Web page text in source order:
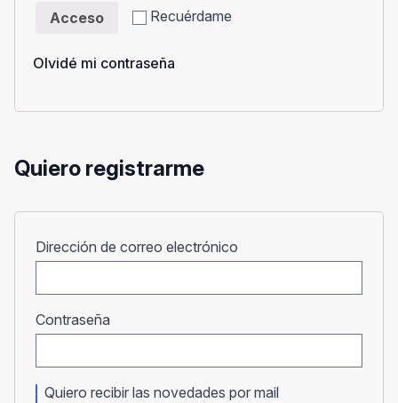
Recuérdame
Acceso
Olvidé mi contraseña
Quiero registrarme
Dirección de correo electrónico
Contraseña
Quiero recibir las novedades por mail